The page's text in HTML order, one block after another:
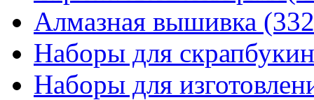
Алмазная вышивка
Наборы для
Наборы для